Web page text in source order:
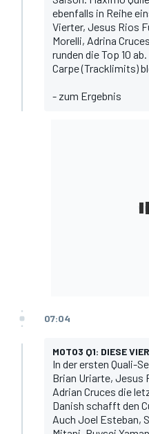
ebenfalls in Reihe
Vierter, Jesus Rios
Morelli, Adrina
runden die Top 10
Carpe (Tracklimits)
- zum Ergebnis
07:04
MOTO3 Q1: DIESE
In der ersten Quali-
Brian Uriarte, Jesus
Adrian Cruces die
Danish schafft den
Auch Joel Esteban,